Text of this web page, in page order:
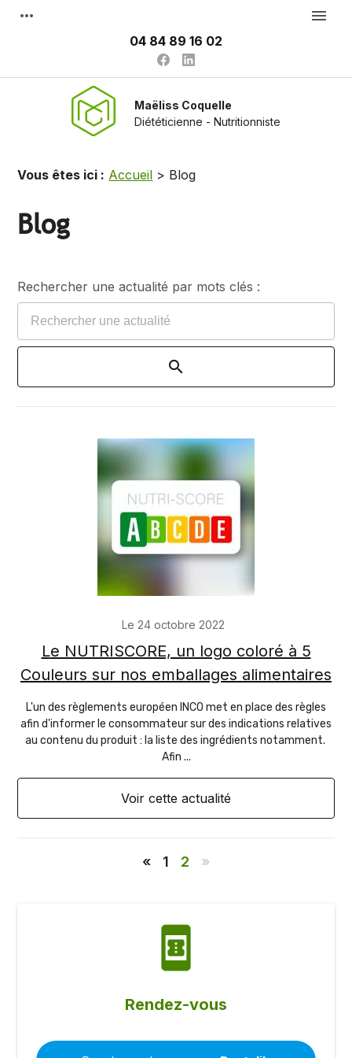
more_horiz menu
04 84 89 16 02
Maëliss Coquelle
Diététicienne - Nutritionniste
Vous êtes ici : Accueil > Blog
Blog
Rechercher une actualité par mots clés :
Le 24 octobre 2022
Le NUTRISCORE, un logo coloré à 5
Couleurs sur nos emballages alimentaires
L'un des règlements européen INCO met en place des règles
afin d'informer le consommateur sur des indications relatives
au contenu du produit : la liste des ingrédients notamment.
Afin ...
Voir cette actualité
« 1 2 »
book_online
Rendez-vous